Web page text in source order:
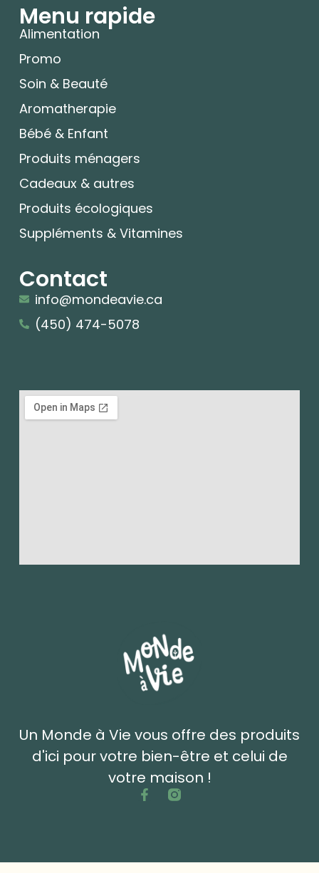
Un Monde à Vie vous offre des produits
d'ici pour votre bien-être et celui de
votre maison !
Menu rapide
Alimentation
Promo
Soin & Beauté
Aromatherapie
Bébé & Enfant
Produits ménagers
Cadeaux & autres
Produits écologiques
Suppléments & Vitamines
Contact
info@mondeavie.ca
(450) 474-5078